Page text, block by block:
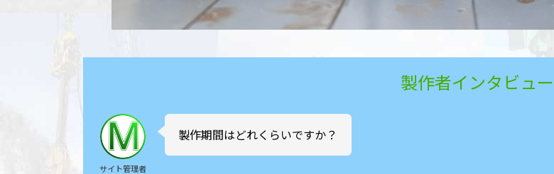
製作者インタビュー
サイト管理者
製作期間はどれくらいですか？